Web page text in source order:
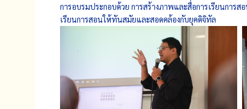
การอบรมประกอบด้วย การสร้างภาพและสื่อการเรียนการ
เรียนการสอนให้ทันสมัยและสอดคล้องกับยุคดิจิทัล